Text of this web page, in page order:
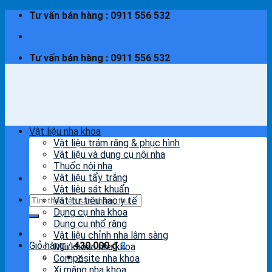
Skip
content
Tư vấn bán hàng : 0911 556 532
Tư vấn bán hàng : 0911 556 532
Tìm
kiếm:
Giỏ hàng /430.000₫ 2
×
Vật liệu nha khoa
Vật liệu trám răng & phục hình
Vật liệu và dụng cụ nội nha
Thuốc nội nha
Vật liệu tẩy trắng
Vật liệu sát khuẩn
Vật tư tiêu hao y tế
Dụng cụ nha khoa
Dụng cụ nhổ răng
Vật liệu chỉnh nha lâm sàng
Mũi khoan nha khoa
Composite nha khoa